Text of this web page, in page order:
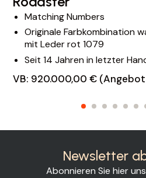
Matching Numbers
Originale Farbkombination
mit Leder rot 1079
Seit 14 Jahren in letzter
VB: 920.000,00 €
Newsletter
Abonnieren Sie hier